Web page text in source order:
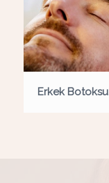
Erkek Botoksu